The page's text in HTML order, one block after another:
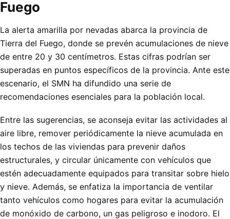
Fuego
La alerta amarilla por nevadas abarca la provincia de
Tierra del Fuego, donde se prevén acumulaciones de nieve
de entre 20 y 30 centímetros. Estas cifras podrían ser
superadas en puntos específicos de la provincia. Ante este
escenario, el SMN ha difundido una serie de
recomendaciones esenciales para la población local.
Entre las sugerencias, se aconseja evitar las actividades al
aire libre, remover periódicamente la nieve acumulada en
los techos de las viviendas para prevenir daños
estructurales, y circular únicamente con vehículos que
estén adecuadamente equipados para transitar sobre hielo
y nieve. Además, se enfatiza la importancia de ventilar
tanto vehículos como hogares para evitar la acumulación
de monóxido de carbono, un gas peligroso e inodoro. El